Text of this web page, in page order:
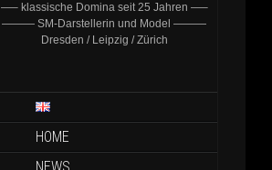
—– klassische Domina seit 25 Jahren —–
——— SM-Darstellerin und Model ———
Dresden / Leipzig / Zürich
HOME